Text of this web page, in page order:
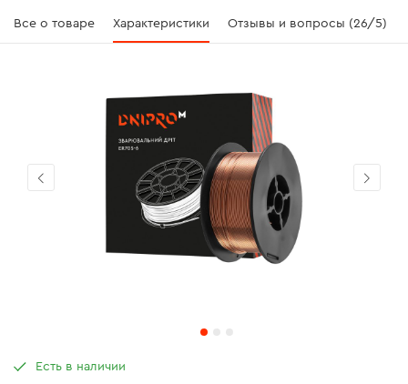
Все о товаре Характеристики Отзывы и вопросы (26/5)
Есть в наличии